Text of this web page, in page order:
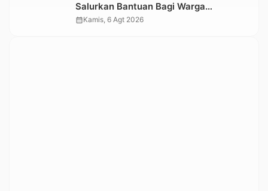
Salurkan Bantuan Bagi Warga
Terdampak Longsor di Buntu Pepasan
calendar_monthKamis, 6 Agt 2026